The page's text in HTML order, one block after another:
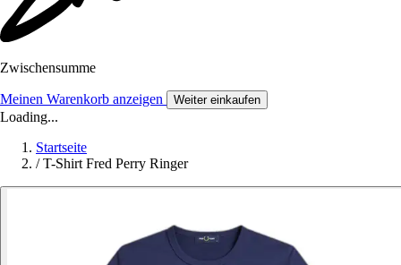
Zwischensumme
Meinen Warenkorb anzeigen Weiter einkaufen
Loading...
Startseite
/ T-Shirt Fred Perry Ringer